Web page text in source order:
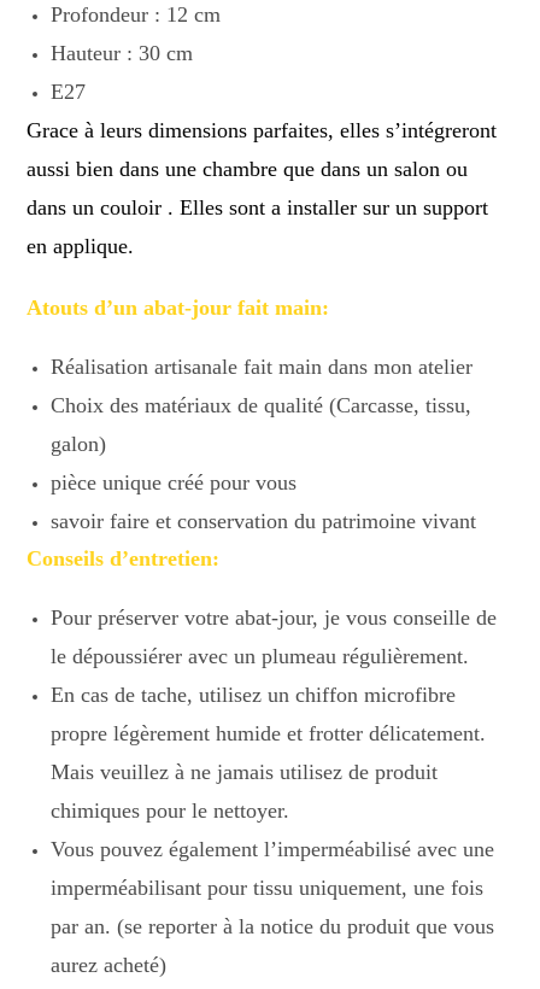
Profondeur : 12 cm
Hauteur : 30 cm
E27
Grace à leurs dimensions parfaites, elles s’intégreront
aussi bien dans une chambre que dans un salon ou
dans un couloir . Elles sont a installer sur un support
en applique.
Atouts d’un abat-jour fait main:
Réalisation artisanale fait main dans mon atelier
Choix des matériaux de qualité (Carcasse, tissu,
galon)
pièce unique créé pour vous
savoir faire et conservation du patrimoine vivant
Conseils d’entretien:
Pour préserver votre abat-jour, je vous conseille de
le dépoussiérer avec un plumeau régulièrement.
En cas de tache, utilisez un chiffon microfibre
propre légèrement humide et frotter délicatement.
Mais veuillez à ne jamais utilisez de produit
chimiques pour le nettoyer.
Vous pouvez également l’imperméabilisé avec une
imperméabilisant pour tissu uniquement, une fois
par an. (se reporter à la notice du produit que vous
aurez acheté)